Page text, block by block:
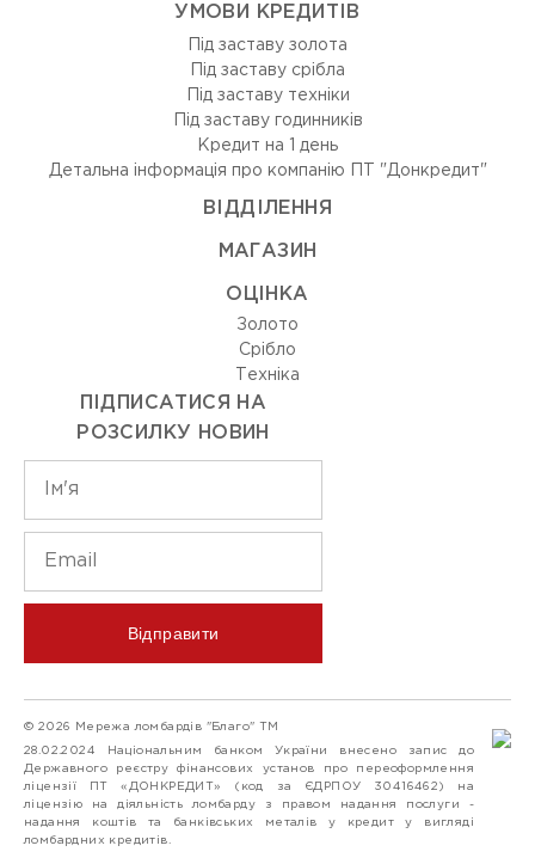
УМОВИ КРЕДИТІВ
Під заставу золота
Під заставу срібла
Під заставу техніки
Під заставу годинників
Кредит на 1 день
Детальна інформація про компанію ПТ "Донкредит"
ВIДДIЛЕННЯ
МАГАЗИН
ОЦIНКА
Золото
Срiбло
Технiка
ПІДПИСАТИСЯ НА
РОЗСИЛКУ НОВИН
Відправити
© 2026 Мережа ломбардів "Благо" ТМ
28.02.2024 Національним банком України внесено запис до
Державного реєстру фінансових установ про переоформлення
ліцензії ПТ «ДОНКРЕДИТ» (код за ЄДРПОУ 30416462) на
ліцензію на діяльність ломбарду з правом надання послуги -
надання коштів та банківських металів у кредит у вигляді
ломбардних кредитів.